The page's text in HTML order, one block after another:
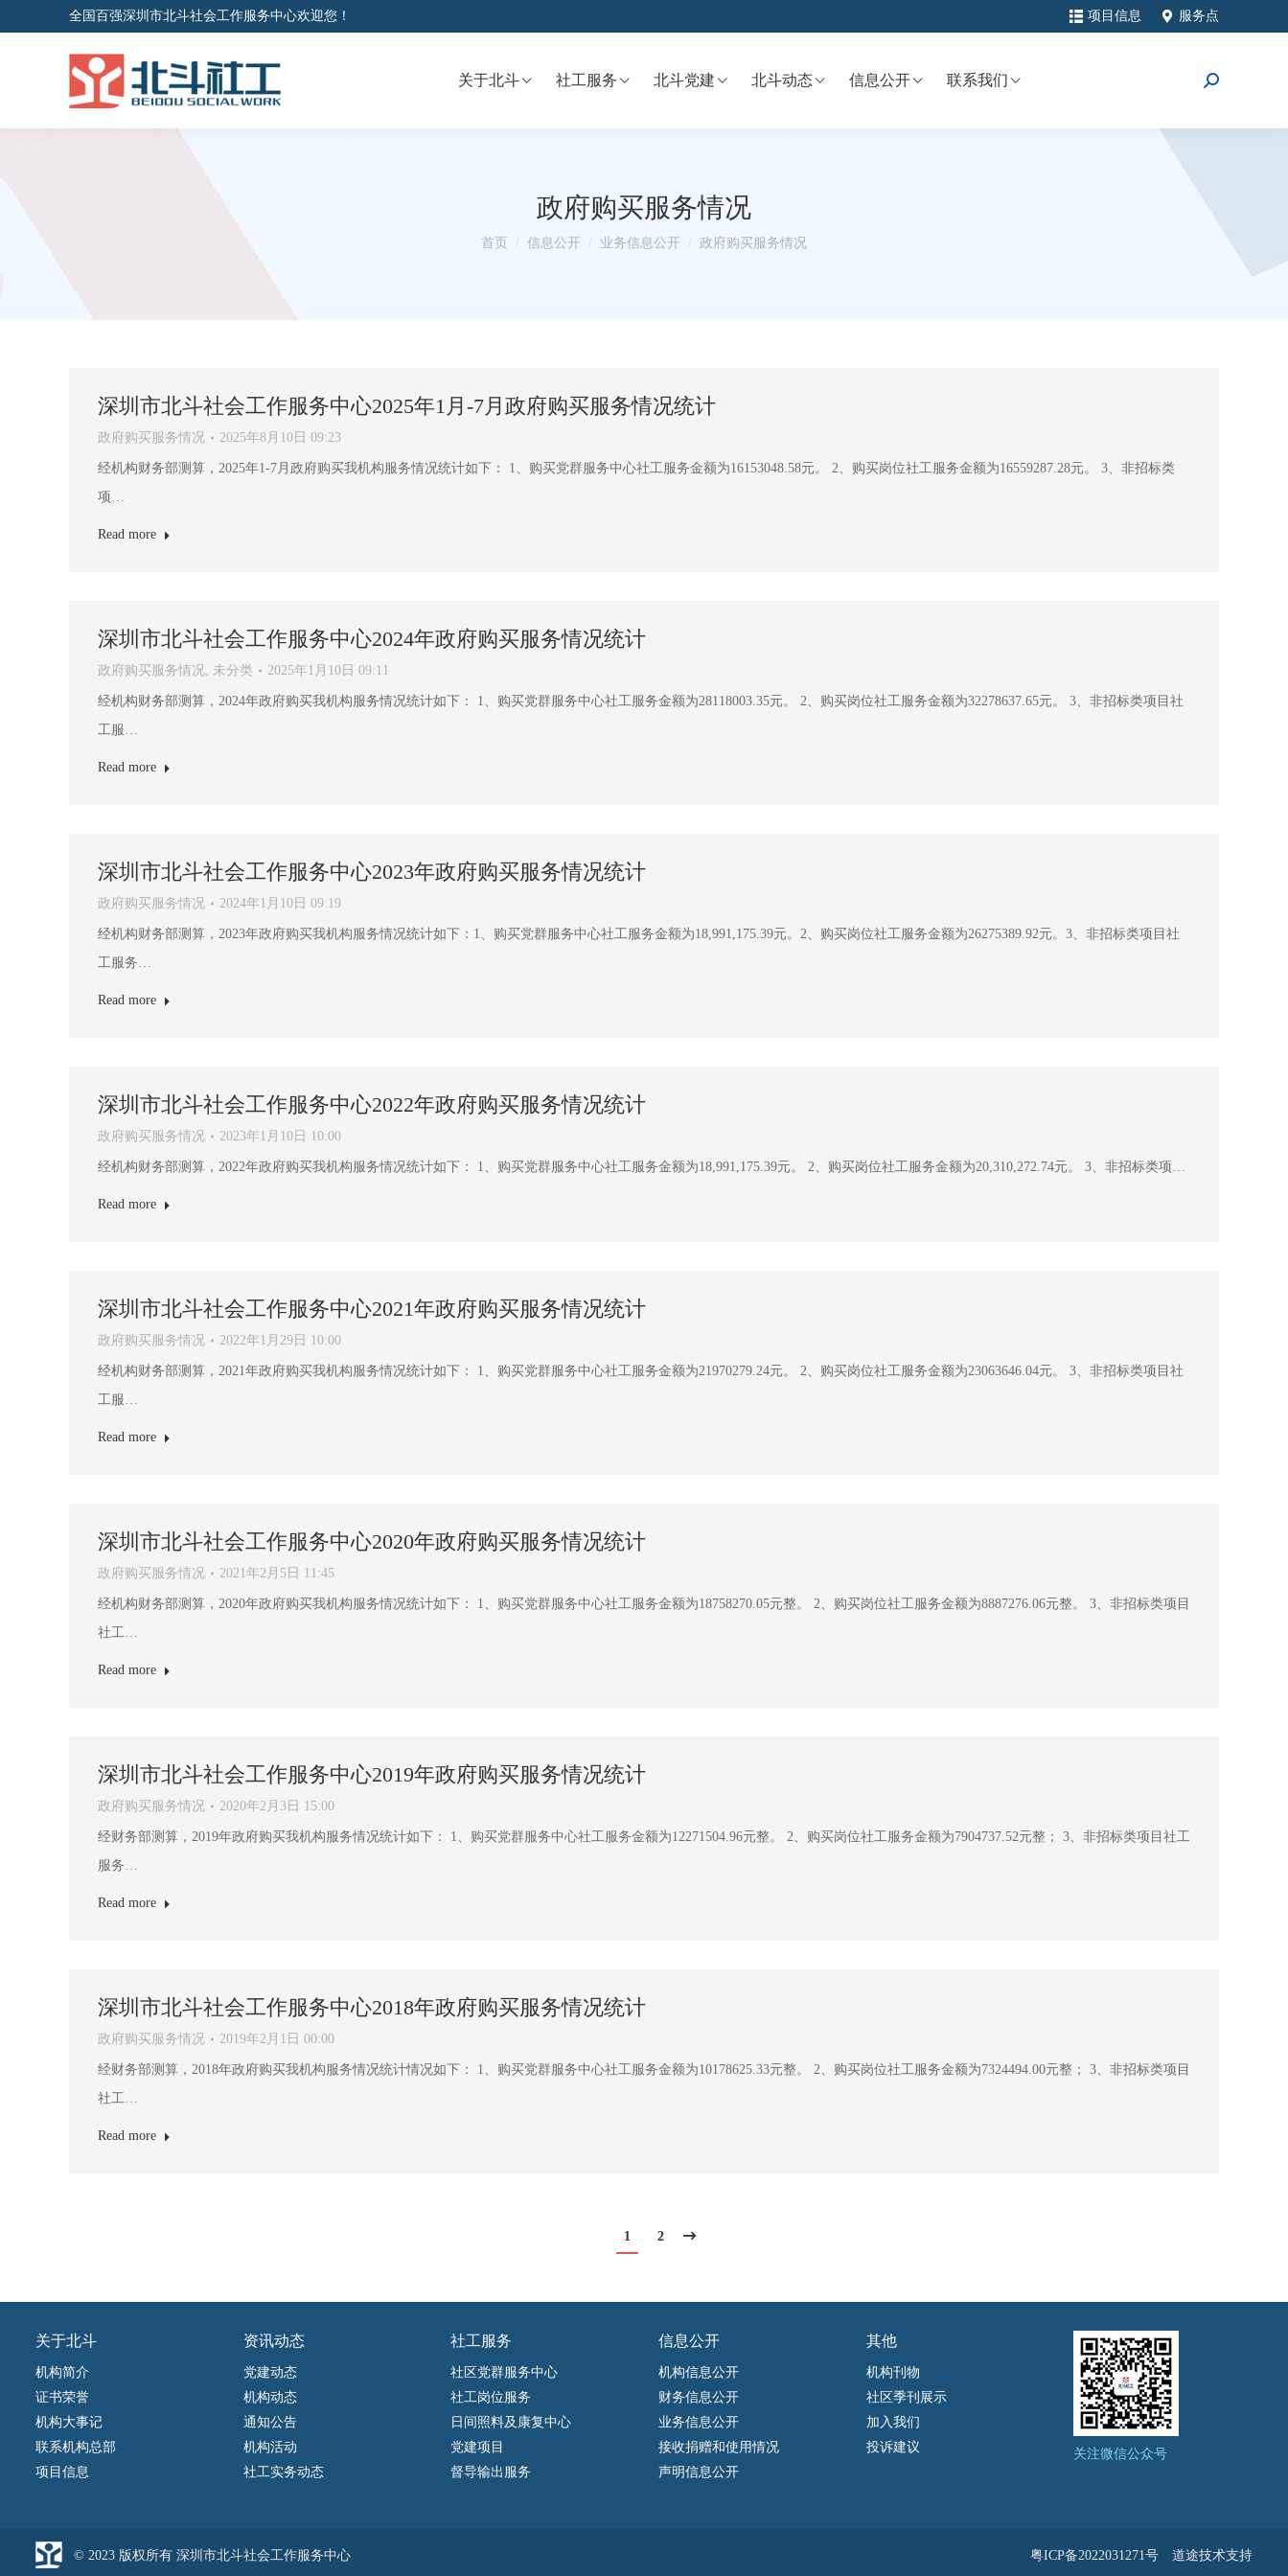
全国百强深圳市北斗社会工作服务中心欢迎您！ 项目信息 服务点
关于北斗 社工服务 北斗党建 北斗动态 信息公开 联系我们
搜
政府购买服务情况
你在这里：
首页 信息公开 业务信息公开 政府购买服务情况
深圳市北斗社会工作服务中心2025年1月-7月政府购买服务情况统计
政府购买服务情况 2025年8月10日 09:23
经机构财务部测算，2025年1-7月政府购买我机构服务情况统计如下： 1、购买党群服务中心社工服务金额为16153048.58元。 2、购买岗位社工服务金额为16559287.28元。 3、非招标类
项…
Read more
深圳市北斗社会工作服务中心2024年政府购买服务情况统计
政府购买服务情况, 未分类 2025年1月10日 09:11
经机构财务部测算，2024年政府购买我机构服务情况统计如下： 1、购买党群服务中心社工服务金额为28118003.35元。 2、购买岗位社工服务金额为32278637.65元。 3、非招标类项目社
工服…
Read more
深圳市北斗社会工作服务中心2023年政府购买服务情况统计
政府购买服务情况 2024年1月10日 09:19
经机构财务部测算，2023年政府购买我机构服务情况统计如下：1、购买党群服务中心社工服务金额为18,991,175.39元。2、购买岗位社工服务金额为26275389.92元。3、非招标类项目社
工服务…
Read more
深圳市北斗社会工作服务中心2022年政府购买服务情况统计
政府购买服务情况 2023年1月10日 10:00
经机构财务部测算，2022年政府购买我机构服务情况统计如下： 1、购买党群服务中心社工服务金额为18,991,175.39元。 2、购买岗位社工服务金额为20,310,272.74元。 3、非招标类项…
Read more
深圳市北斗社会工作服务中心2021年政府购买服务情况统计
政府购买服务情况 2022年1月29日 10:00
经机构财务部测算，2021年政府购买我机构服务情况统计如下： 1、购买党群服务中心社工服务金额为21970279.24元。 2、购买岗位社工服务金额为23063646.04元。 3、非招标类项目社
工服…
Read more
深圳市北斗社会工作服务中心2020年政府购买服务情况统计
政府购买服务情况 2021年2月5日 11:45
经机构财务部测算，2020年政府购买我机构服务情况统计如下： 1、购买党群服务中心社工服务金额为18758270.05元整。 2、购买岗位社工服务金额为8887276.06元整。 3、非招标类项目
社工…
Read more
深圳市北斗社会工作服务中心2019年政府购买服务情况统计
政府购买服务情况 2020年2月3日 15:00
经财务部测算，2019年政府购买我机构服务情况统计如下： 1、购买党群服务中心社工服务金额为12271504.96元整。 2、购买岗位社工服务金额为7904737.52元整； 3、非招标类项目社工
服务…
Read more
深圳市北斗社会工作服务中心2018年政府购买服务情况统计
政府购买服务情况 2019年2月1日 00:00
经财务部测算，2018年政府购买我机构服务情况统计情况如下： 1、购买党群服务中心社工服务金额为10178625.33元整。 2、购买岗位社工服务金额为7324494.00元整； 3、非招标类项目
社工…
Read more
1 2
关于北斗
机构简介
证书荣誉
机构大事记
联系机构总部
项目信息
资讯动态
党建动态
机构动态
通知公告
机构活动
社工实务动态
社工服务
社区党群服务中心
社工岗位服务
日间照料及康复中心
党建项目
督导输出服务
信息公开
机构信息公开
财务信息公开
业务信息公开
接收捐赠和使用情况
声明信息公开
其他
机构刊物
社区季刊展示
加入我们
投诉建议
关注微信公众号
© 2023 版权所有 深圳市北斗社会工作服务中心 粤ICP备2022031271号 道途技术支持